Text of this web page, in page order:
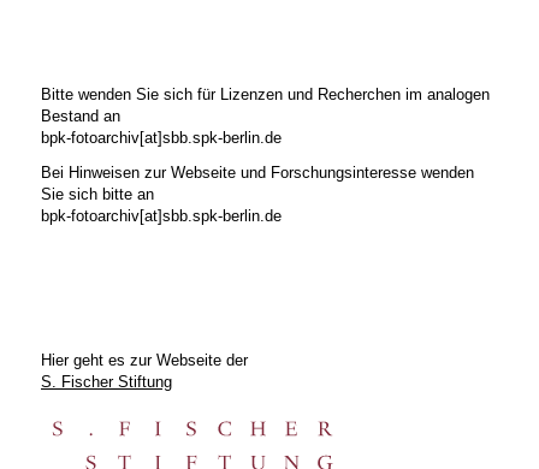
Bitte wenden Sie sich für Lizenzen und Recherchen im analogen
Bestand an
bpk-fotoarchiv[at]sbb.spk-berlin.de
Bei Hinweisen zur Webseite und Forschungsinteresse wenden
Sie sich bitte an
bpk-fotoarchiv[at]sbb.spk-berlin.de
Hier geht es zur Webseite der
S. Fischer Stiftung